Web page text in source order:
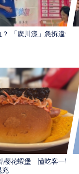
「廣川漾」急拆違規
櫻花蝦堡 懂吃客一吃
充